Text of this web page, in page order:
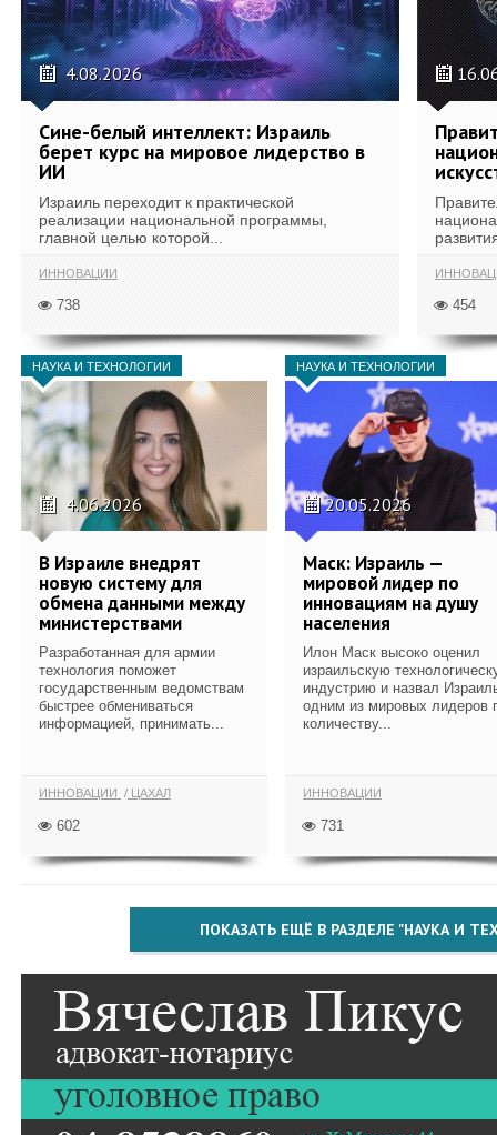
4.08.2026
Сине-белый интеллект: Израиль
берет курс на мировое лидерство в
ИИ
Израиль переходит к практической
реализации национальной программы,
главной целью которой...
ИННОВАЦИИ
738 454
НАУКА И ТЕХНОЛОГИИ
4.06.2026
В Израиле внедрят
новую систему для
обмена данными между
министерствами
Разработанная для армии
технология поможет
государственным ведомствам
быстрее обмениваться
информацией, принимать...
ИННОВАЦИИ ЦАХАЛ
602
НАУКА И ТЕХНОЛОГИИ
20.05.2026
Маск: Израиль —
мировой лидер по
инновациям на душу
населения
Илон Маск высоко оценил
израильскую
индустрию и назвал
одним из мировых лидеров
количеству...
ИННОВАЦИИ
731
ПОКАЗАТЬ ЕЩЁ В РАЗДЕЛЕ "НАУКА И